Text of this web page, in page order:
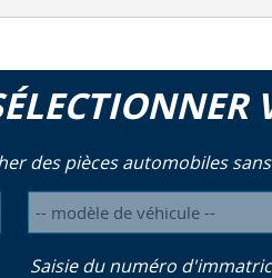
des pièces automobiles
Saisie du numéro